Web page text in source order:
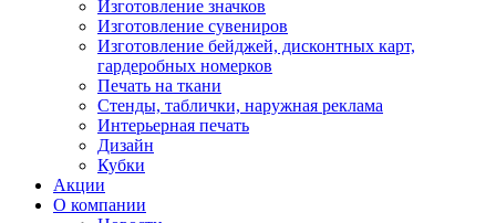
Изготовление значков
Изготовление сувениров
Изготовление бейджей, дисконтных карт,
гардеробных номерков
Печать на ткани
Стенды, таблички, наружная реклама
Интерьерная печать
Дизайн
Кубки
Акции
О компании